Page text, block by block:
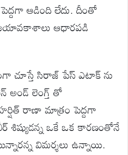
ఆడింది లేదు. దీంతో
ఆధారపడి
చూస్తే సిరాజ్ పేస్ ఎటాక్ ను
అండ్ లెంగ్త్ తో
హర్షిత్ రాణా మాత్రం పెద్దగా
ఒకే ఒక కారణంతోనే
విమర్శలు ఉన్నాయి.